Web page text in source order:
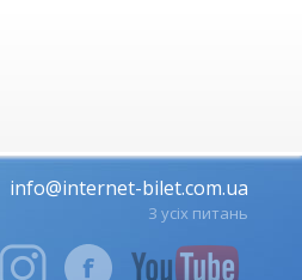
info@internet-bilet.com.ua
З усіх питань